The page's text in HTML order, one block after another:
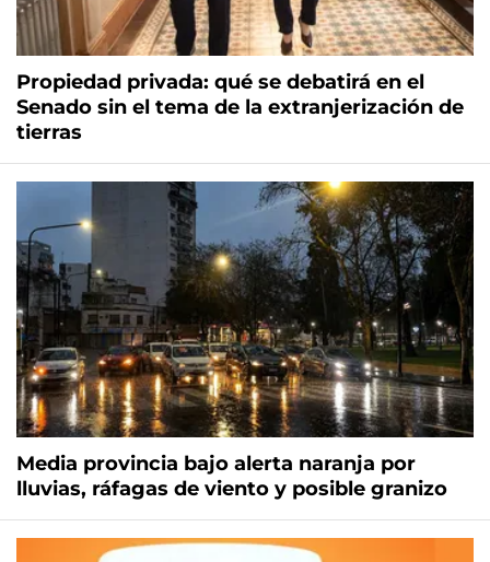
Propiedad privada: qué se debatirá en el
Senado sin el tema de la extranjerización de
tierras
Media provincia bajo alerta naranja por
lluvias, ráfagas de viento y posible granizo